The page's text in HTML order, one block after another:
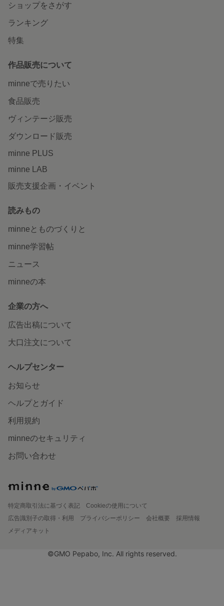
ショップをさがす
ランキング
特集
作品販売について
minneで売りたい
食品販売
ヴィンテージ販売
ダウンロード販売
minne PLUS
minne LAB
販売支援企画・イベント
読みもの
minneとものづくりと
minne学習帖
ニュース
minneの本
企業の方へ
広告出稿について
大口注文について
ヘルプセンター
お知らせ
ヘルプとガイド
利用規約
minneのセキュリティ
お問い合わせ
特定商取引法に基づく表記
Cookieの使用について
広告識別子の取得・利用
プライバシーポリシー 会社概要
採用情報
メディアキット
©GMO Pepabo, Inc. All rights reserved.